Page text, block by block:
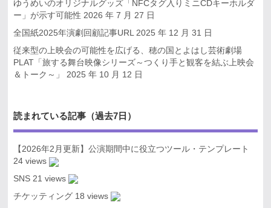
ゆうめいのオリジナルグッズ「NFCタグ入りミニCDキーホルダ
ー」が示す可能性 2026 年 7 月 27 日
全国紙2025年演劇回顧記事URL 2025 年 12 月 31 日
従来型の上映会の可能性を広げる、穂の国とよはし芸術劇場
PLAT「旅する舞台映像シリーズ～つくり手と観客を結ぶ上映会
＆トーク～」
2025 年 10 月 12 日
読まれている記事（過去7日）
【2026年2月更新】公演期間中に役立つツール・テンプレート
24 views
SNS 21 views
チケッティング 18 views